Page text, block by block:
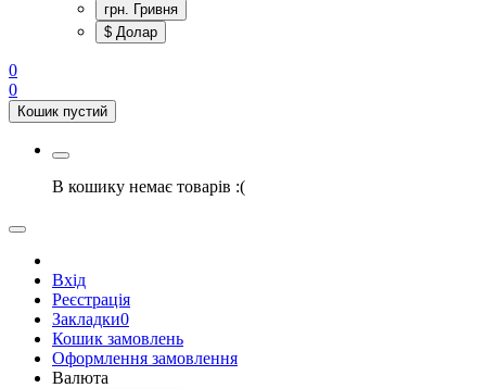
грн. Гривня
$ Долар
0
0
Кошик пустий
В кошику немає товарів :(
Вхід
Реєстрація
Закладки0
Кошик замовлень
Оформлення замовлення
Валюта